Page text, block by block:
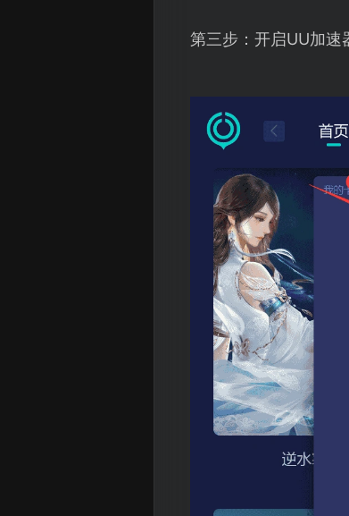
第三步：开启UU加速